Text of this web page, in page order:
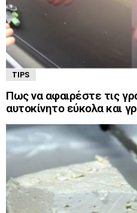
TIPS
Πως να αφαιρέστε τις
αυτοκίνητο εύκολα και